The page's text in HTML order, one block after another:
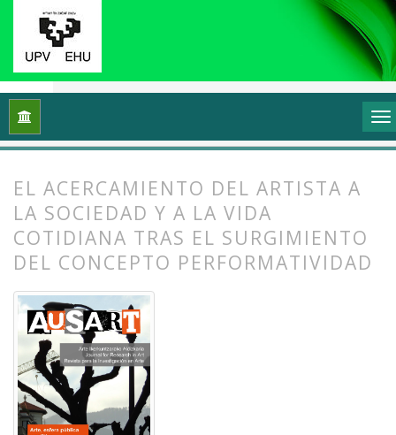
Inicio Vol. 2 Núm. 2 (2014): Arte, esfera pública y
EL ACERCAMIENTO DEL ARTISTA A
LA SOCIEDAD Y A LA VIDA
COTIDIANA TRAS EL SURGIMIENTO
DEL CONCEPTO PERFORMATIVIDAD